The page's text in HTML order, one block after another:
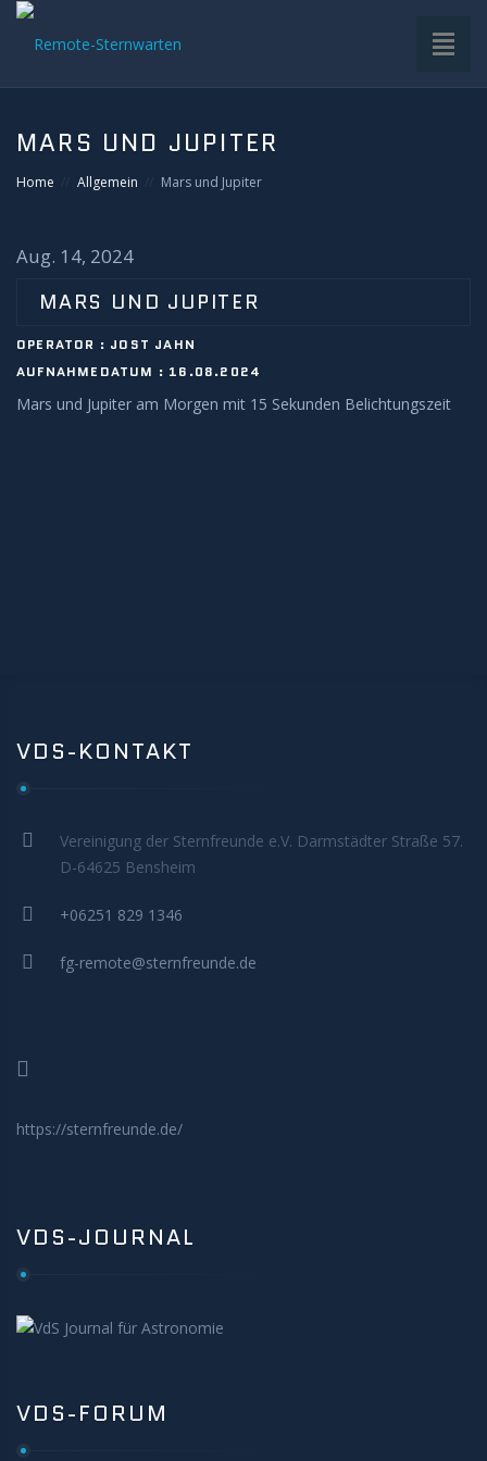
VDS-STERNWARTE
EQUIPMENT
SOFTWARE
REMOTE-STERNWARTEN
Aktuelles
KONTAKT
MITMACHEN
MARS UND JUPITER
Home Allgemein Mars und Jupiter
Aug. 14, 2024
MARS UND JUPITER
OPERATOR : JOST JAHN
AUFNAHMEDATUM : 16.08.2024
Mars und Jupiter am Morgen mit 15 Sekunden Belichtungszeit
VDS-KONTAKT
Vereinigung der Sternfreunde e.V. Darmstädter Straße 57.
D-64625 Bensheim
+06251 829 1346
fg-remote@sternfreunde.de
https://sternfreunde.de/
VDS-JOURNAL
VDS-FORUM